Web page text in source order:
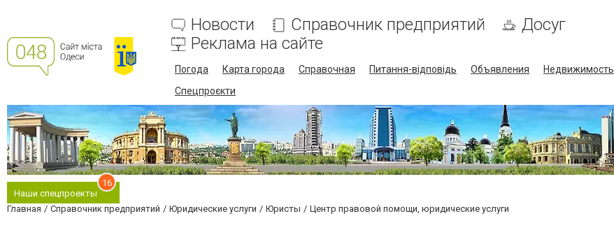
Новости Справочник предприятий
Досуг
Реклама на сайте
Погода Карта города Справочная Питання-відповідь Объявления Недвижимость
Спецпроєкти
Наши спецпроекты
16
Главная Справочник предприятий Юридические услуги Юристы Центр правовой помощи, юридические услуги